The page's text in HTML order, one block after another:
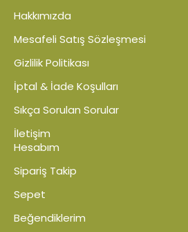
Hakkımızda
Mesafeli Satış Sözleşmesi
Gizlilik Politikası
İptal & İade Koşulları
Sıkça Sorulan Sorular
İletişim
Hesabım
Sipariş Takip
Sepet
Beğendiklerim